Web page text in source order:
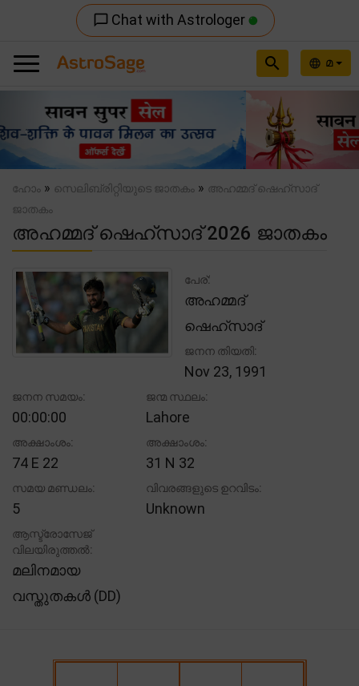
chat_bubble_outline Chat with Astrologer
language മ
search
Previous
ഹോം » സെലിബ്രിറ്റിയുടെ ജാതകം » അഹമ്മദ് ഷെഹ്സാദ്
ജാതകം
അഹമ്മദ് ഷെഹ്സാദ് 2026 ജാതകം
പേര്:
അഹമ്മദ്
ഷെഹ്സാദ്
ജനന തിയതി:
Nov 23, 1991
ജനന സമയം:
00:00:00
ജന്മ സ്ഥലം:
Lahore
അക്ഷാംശം:
74 E 22
അക്ഷാംശം:
31 N 32
സമയ മണ്ഡലം:
5
വിവരങ്ങളുടെ ഉറവിടം:
Unknown
ആസ്ട്രോസേജ്
വിലയിരുത്തൽ:
മലിനമായ
വസ്തുതകൾ (DD)